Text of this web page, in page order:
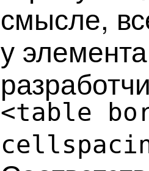
смысле,
у
<table